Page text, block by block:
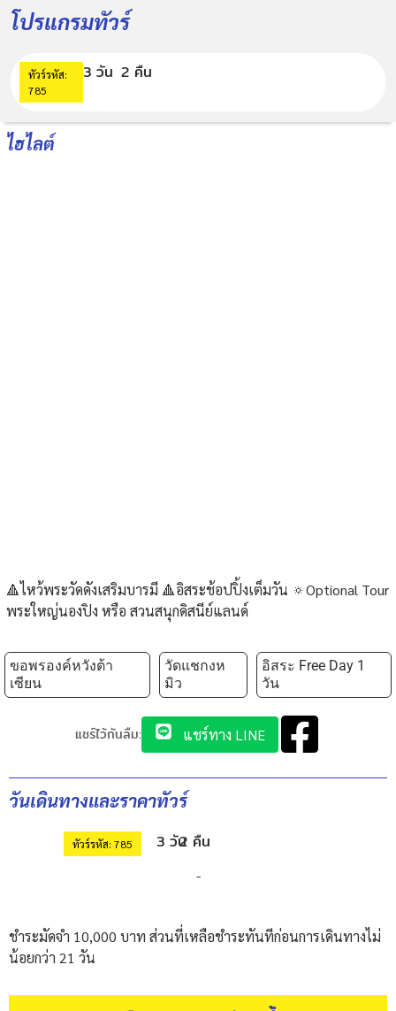
โปรแกรมทัวร์
ทัวร์รหัส:
785
3 วัน 2 คืน
ไฮไลต์
🔺️ไหว้พระวัดดังเสริมบารมี 🔺️อิสระช้อปปิ้งเต็มวัน 🔅Optional Tour
พระใหญ่นองปิง หรือ สวนสนุกดิสนีย์แลนด์
ขอพรองค์หวังต้า
เซียน
วัดแชกงห
มิว
อิสระ Free Day 1
วัน
แชร์ไว้กันลืม: แชร์ทาง LINE
วันเดินทางและราคาทัวร์
ทัวร์รหัส: 785 3 วัน2 คืน
-
ชำระมัดจำ 10,000 บาท ส่วนที่เหลือชำระทันทีก่อนการเดินทางไม่
น้อยกว่า 21 วัน